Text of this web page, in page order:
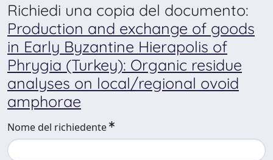
Richiedi una copia del documento:
Production and exchange of goods
in Early Byzantine Hierapolis of
Phrygia (Turkey): Organic residue
analyses on local/regional ovoid
amphorae
Nome del richiedente